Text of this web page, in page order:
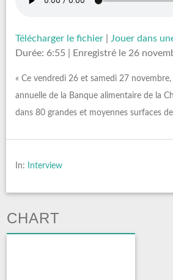
Télécharger le fichier Jouer dans
Durée: 6:55
Enregistré le 26
« Ce vendredi 26 et samedi 27 novembre,
annuelle de la Banque alimentaire de la
dans 80 grandes et moyennes surfaces
In: Interview
CHART